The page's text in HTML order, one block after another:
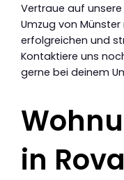
Vertraue auf
Umzug von
erfolgreichen und
Kontaktiere uns
gerne bei deinem
in